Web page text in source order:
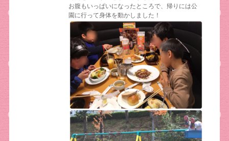
お腹もいっぱいになったところで、帰りには公
園に行って身体を動かしました！